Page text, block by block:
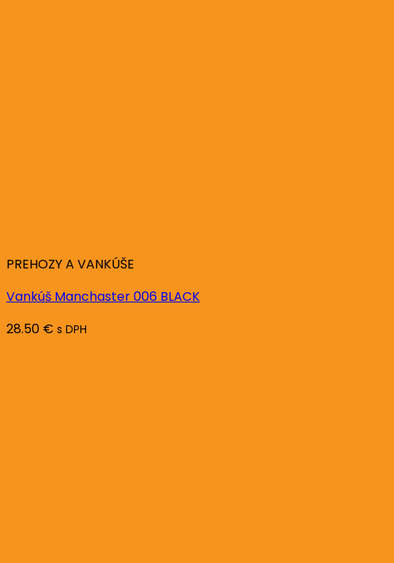
PREHOZY A VANKÚŠE
Vankúš Manchaster 006 BLACK
28.50 € s DPH